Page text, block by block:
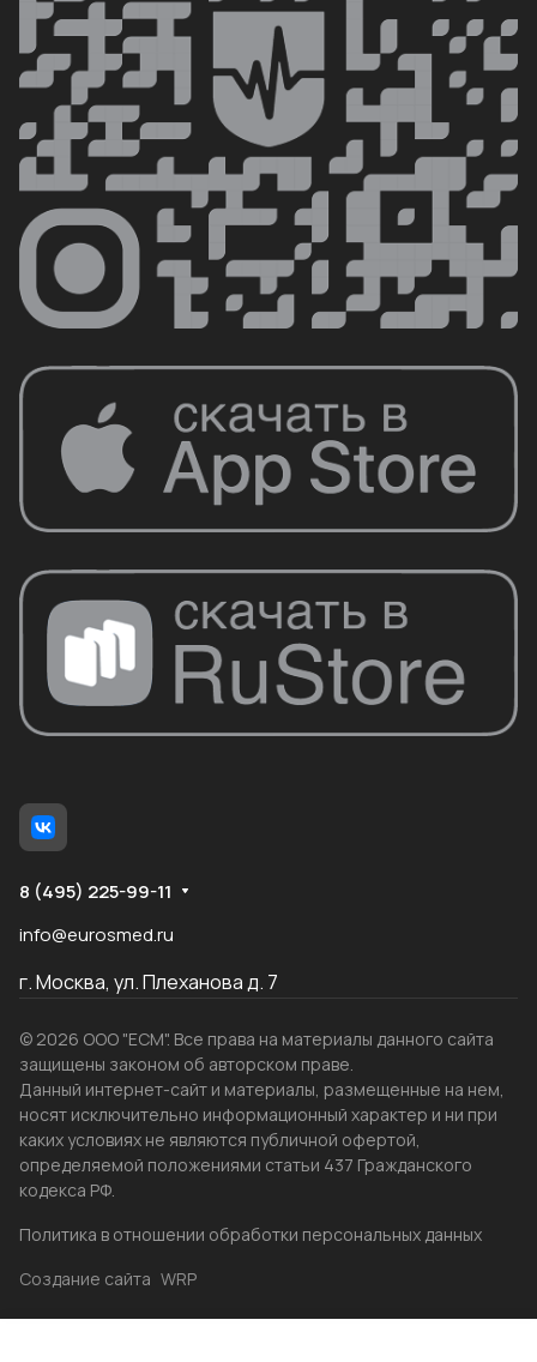
8 (495) 225-99-11
info@eurosmed.ru
г. Москва, ул. Плеханова д. 7
© 2026 ООО "ЕСМ". Все права на материалы данного сайта
защищены законом об авторском праве.
Данный интернет-сайт и материалы, размещенные на нем,
носят исключительно информационный характер и ни при
каких условиях не являются публичной офертой,
определяемой положениями статьи 437 Гражданского
кодекса РФ.
Политика в отношении обработки персональных данных
Создание сайта WRP